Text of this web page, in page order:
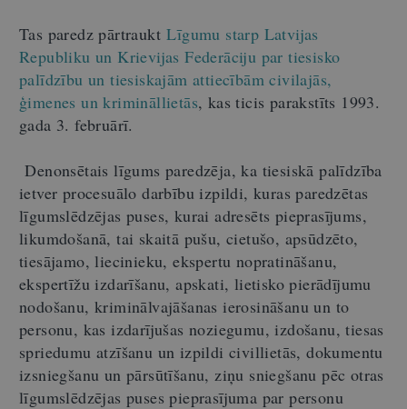
Tas paredz pārtrauktLīgumu starp Latvijas
Republiku un Krievijas Federāciju par tiesisko
palīdzību un tiesiskajām attiecībām civilajās,
ģimenes un krimināllietās, kas ticis parakstīts 1993.
gada 3. februārī.
Denonsētais līgums paredzēja, ka tiesiskā palīdzība
ietver procesuālo darbību izpildi, kuras paredzētas
līgumslēdzējas puses, kurai adresēts pieprasījums,
likumdošanā, tai skaitā pušu, cietušo, apsūdzēto,
tiesājamo, liecinieku, ekspertu nopratināšanu,
ekspertīžu izdarīšanu, apskati, lietisko pierādījumu
nodošanu, kriminālvajāšanas ierosināšanu un to
personu, kas izdarījušas noziegumu, izdošanu, tiesas
spriedumu atzīšanu un izpildi civillietās, dokumentu
izsniegšanu un pārsūtīšanu, ziņu sniegšanu pēc otras
līgumslēdzējas puses pieprasījuma par personu